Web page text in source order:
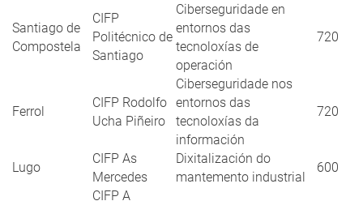
Santiago de
Compostela
CIFP
Politécnico de
Santiago
Ciberseguridade en
entornos das
tecnoloxías de
operación
720
Ferrol
CIFP Rodolfo
Ucha Piñeiro
Ciberseguridade nos
entornos das
tecnoloxías da
información
720
Lugo
CIFP As
Mercedes
Dixitalización do
mantemento industrial
600
CIFP A